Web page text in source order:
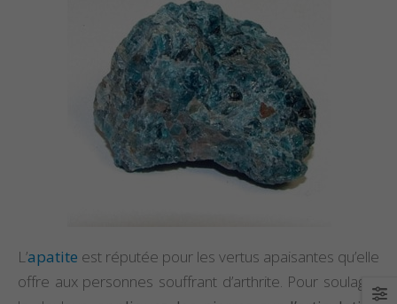
L’apatite est réputée pour les vertus apaisantes qu’elle
offre aux personnes souffrant d’arthrite. Pour soulager